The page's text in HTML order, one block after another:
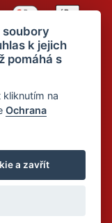
zdravé hubnutí
soubory
k jejich
pomáhá s
na
Ochrana
a zavřít